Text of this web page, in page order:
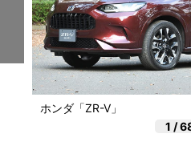
ホンダ「ZR-V」
1 /